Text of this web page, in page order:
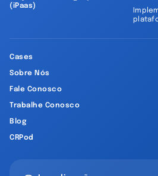
(iPaas)
Cases
Sobre Nós
Fale Conosco
Trabalhe Conosco
Blog
CRPod